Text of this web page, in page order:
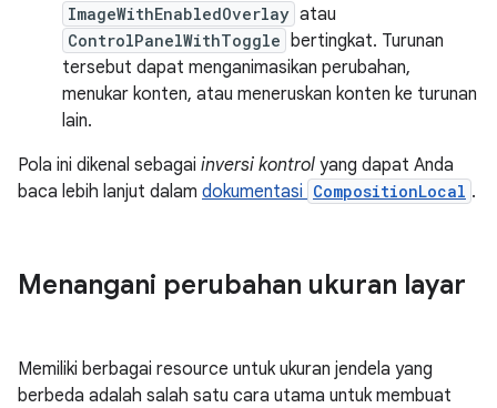
ImageWithEnabledOverlay atau
ControlPanelWithToggle bertingkat. Turunan
tersebut dapat menganimasikan perubahan,
menukar konten, atau meneruskan konten ke turunan
lain.
Pola ini dikenal sebagai inversi kontrol yang dapat Anda
baca lebih lanjut dalam dokumentasi CompositionLocal .
Menangani perubahan ukuran layar
Memiliki berbagai resource untuk ukuran jendela yang
berbeda adalah salah satu cara utama untuk membuat